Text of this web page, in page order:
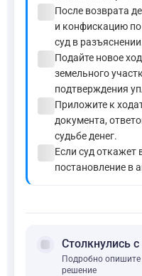
После возврата
и конфискацию
суд в
Подайте новое
земельного
подтверждения
Приложите к
документа,
судьбе денег.
Если суд откажет
постановление в
forum Столкнулись
Подробно опишите
решение